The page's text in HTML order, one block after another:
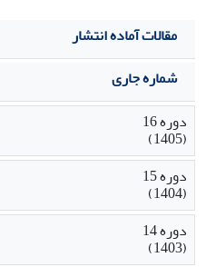
مقالات آماده انتشار
شماره جاری
دوره 16
(1405)
دوره 15
(1404)
دوره 14
(1403)